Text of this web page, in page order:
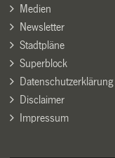
Medien
Newsletter
Stadtpläne
Superblock
Datenschutzerklärung
Disclaimer
Impressum